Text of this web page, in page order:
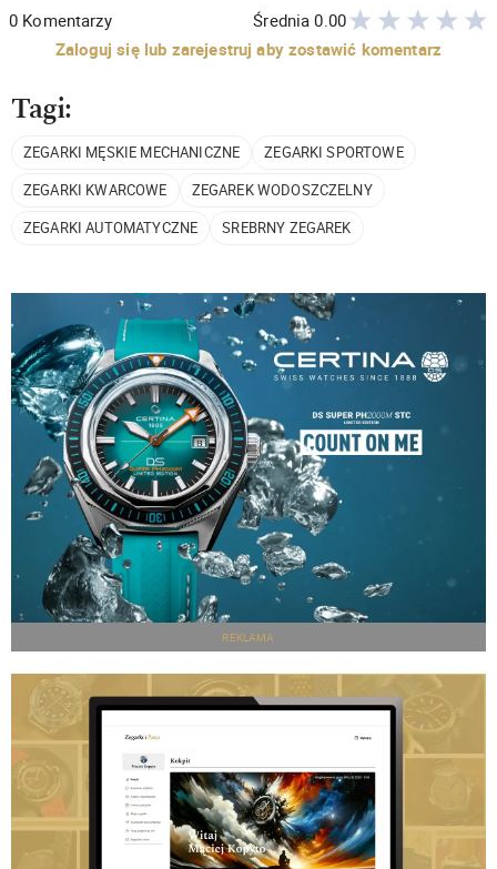
0 Komentarzy Średnia0.00
Zaloguj się lub zarejestruj aby zostawić komentarz
Tagi:
ZEGARKI MĘSKIE MECHANICZNE
ZEGARKI SPORTOWE
ZEGARKI KWARCOWE
ZEGAREK WODOSZCZELNY
ZEGARKI AUTOMATYCZNE
SREBRNY ZEGAREK
REKLAMA